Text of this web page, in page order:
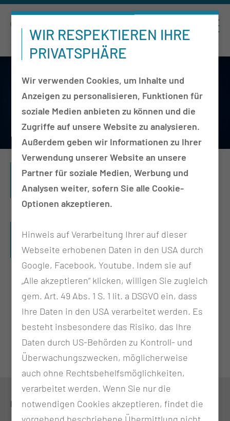
Herzlich Willkommen in der Thiem-
Research GmbH (TRS)
Unsere Ziele
KONTAKT
WIR RESPEKTIEREN IHRE
PRIVATSPHÄRE
Wir verwenden Cookies, um Inhalte und
Anzeigen zu personalisieren, Funktionen für
soziale Medien anbieten zu können und die
Zugriffe auf unsere Website zu analysieren.
Außerdem geben wir Informationen zu Ihrer
Verwendung unserer Website an unsere
Partner für soziale Medien, Werbung und
Analysen weiter, sofern Sie alle Cookie-
Optionen akzeptieren.
Hinweis auf Verarbeitung Ihrer auf dieser
Webseite erhobenen Daten in den USA durch
Google, Facebook, Youtube. Indem sie auf
„Alle akzeptieren“ klicken, willigen Sie zugleich
gem. Art. 49 Abs. 1 S. 1 lit. a DSGVO ein, dass
Ihre Daten in den USA verarbeitet werden. Es
besteht insbesondere das Risiko, das Ihre
Daten durch US-Behörden zu Kontroll- und
Überwachungszwecken, möglicherweise
auch ohne Rechtsbehelfsmöglichkeiten,
verarbeitet werden. Wenn Sie nur die
notwendigen Cookies akzeptieren, findet die
vorgehend beschriebene Übermittlung nicht